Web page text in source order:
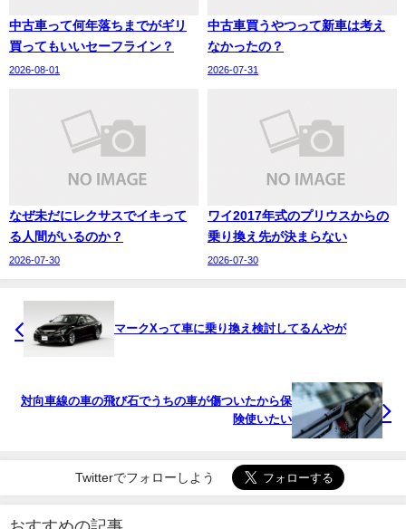
中古車って何年落ちまでがギリ
買ってもいいセーフライン？
2026-08-01
中古車買うやつって新車は考え
なかったの？
2026-07-31
なぜ未だにレクサスでイキって
る人間がいるのか？
2026-07-30
ワイ2017年式のプリウスからの
乗り換え先が決まらない
2026-07-30
マークXって車に乗り換え検討してるんやが
対向車線の車の飛び石でうちの車が傷ついたから保
険使いたい
Twitterでフォローしよう